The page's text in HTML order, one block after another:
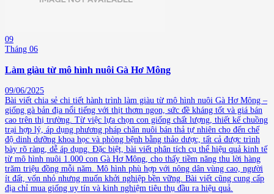
09
Tháng 06
Làm giàu từ mô hình nuôi Gà Hơ Mông
09/06/2025
Bài viết chia sẻ chi tiết hành trình làm giàu từ mô hình nuôi Gà Hơ Mông –
giống gà bản địa nổi tiếng với thịt thơm ngon, sức đề kháng tốt và giá bán
cao trên thị trường. Từ việc lựa chọn con giống chất lượng, thiết kế chuồng
trại hợp lý, áp dụng phương pháp chăn nuôi bán thả tự nhiên cho đến chế
độ dinh dưỡng khoa học và phòng bệnh bằng thảo dược, tất cả được trình
bày rõ ràng, dễ áp dụng. Đặc biệt, bài viết phân tích cụ thể hiệu quả kinh tế
từ mô hình nuôi 1.000 con Gà Hơ Mông, cho thấy tiềm năng thu lời hàng
trăm triệu đồng mỗi năm. Mô hình phù hợp với nông dân vùng cao, người
ít đất, vốn nhỏ nhưng muốn khởi nghiệp bền vững. Bài viết cũng cung cấp
địa chỉ mua giống uy tín và kinh nghiệm tiêu thụ đầu ra hiệu quả.